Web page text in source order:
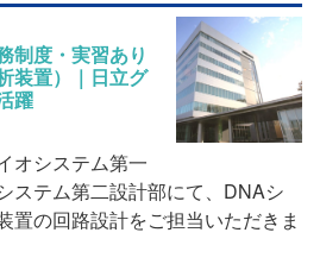
制度・実習あり
装置）｜日立グ
躍
オシステム第一
ステム第二設計部にて、DNAシ
置の回路設計をご担当いただきま